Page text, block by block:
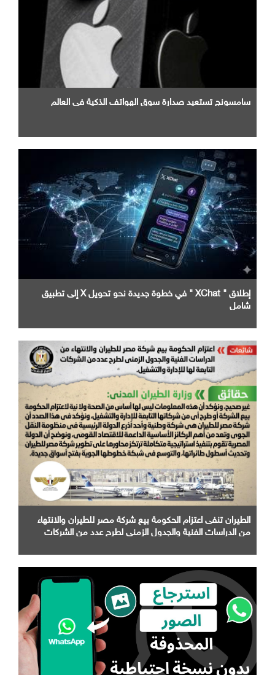
سامسونج تستعيد صدارة سوق الهواتف الذكية في العالم
إطلاق " XChat " في خطوة جديدة نحو تحويل X إلى تطبيق
شامل
الطيران تنفى اعتزام الحكومة بيع شركة مصر للطيران والانتهاء
من الدراسات الفنية والجدول الزمني لطرح عدد من الشركات